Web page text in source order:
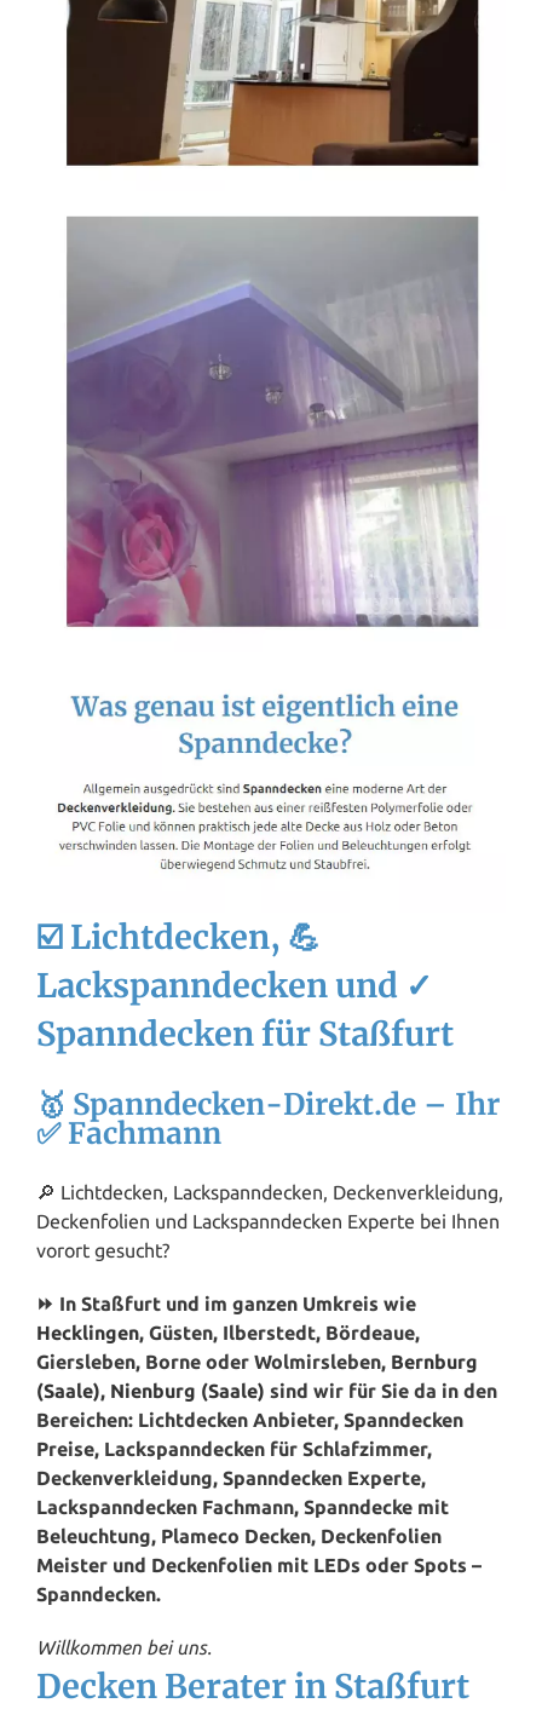
☑️ Lichtdecken, 💪
Lackspanndecken und ✓
Spanndecken für Staßfurt
🥇 Spanndecken-Direkt.de – Ihr
✅ Fachmann
🔎 Lichtdecken, Lackspanndecken, Deckenverkleidung,
Deckenfolien und Lackspanndecken Experte bei Ihnen
vorort gesucht?
⏩ In Staßfurt und im ganzen Umkreis wie
Hecklingen, Güsten, Ilberstedt, Bördeaue,
Giersleben, Borne oder Wolmirsleben, Bernburg
(Saale), Nienburg (Saale) sind wir für Sie da in den
Bereichen: Lichtdecken Anbieter, Spanndecken
Preise, Lackspanndecken für Schlafzimmer,
Deckenverkleidung, Spanndecken Experte,
Lackspanndecken Fachmann, Spanndecke mit
Beleuchtung, Plameco Decken, Deckenfolien
Meister und Deckenfolien mit LEDs oder Spots –
Spanndecken.
Willkommen bei uns.
Decken Berater in Staßfurt